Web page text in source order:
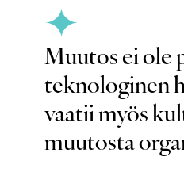
Muutos ei ole
teknologinen
vaatii myös
muutosta